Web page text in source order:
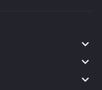
keyboard_arrow_down
keyboard_arrow_down
keyboard_arrow_down